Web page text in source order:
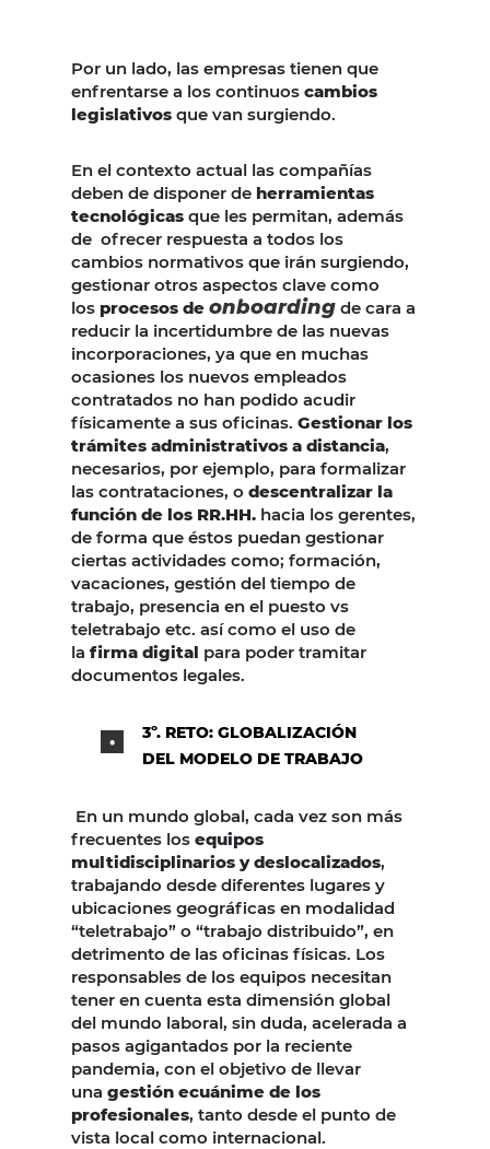
Por un lado, las empresas tienen que
enfrentarse a los continuos cambios
legislativos que van surgiendo.
En el contexto actual las compañías
deben de disponer de herramientas
tecnológicas que les permitan, además
de ofrecer respuesta a todos los
cambios normativos que irán surgiendo,
gestionar otros aspectos clave como
los procesos de onboarding de cara a
reducir la incertidumbre de las nuevas
incorporaciones, ya que en muchas
ocasiones los nuevos empleados
contratados no han podido acudir
físicamente a sus oficinas. Gestionar los
trámites administrativos a distancia,
necesarios, por ejemplo, para formalizar
las contrataciones, o descentralizar la
función de los RR.HH. hacia los gerentes,
de forma que éstos puedan gestionar
ciertas actividades como; formación,
vacaciones, gestión del tiempo de
trabajo, presencia en el puesto vs
teletrabajo etc. así como el uso de
la firma digital para poder tramitar
documentos legales.
3º. RETO: GLOBALIZACIÓN
DEL MODELO DE TRABAJO
En un mundo global, cada vez son más
frecuentes los equipos
multidisciplinarios y deslocalizados,
trabajando desde diferentes lugares y
ubicaciones geográficas en modalidad
“teletrabajo” o “trabajo distribuido”, en
detrimento de las oficinas físicas. Los
responsables de los equipos necesitan
tener en cuenta esta dimensión global
del mundo laboral, sin duda, acelerada a
pasos agigantados por la reciente
pandemia, con el objetivo de llevar
una gestión ecuánime de los
profesionales, tanto desde el punto de
vista local como internacional.